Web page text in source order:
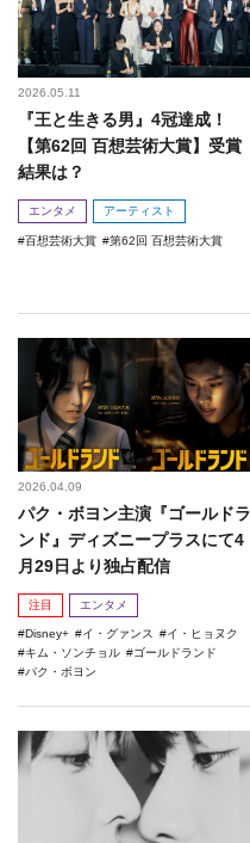
2026.05.11
『王と生きる男』4冠達成！
【第62回 百想芸術大賞】受賞
結果は？
エンタメ アーティスト
百想芸術大賞 第62回 百想芸術大賞
2026.04.09
パク・ボヨン主演『ゴールドラ
ンド』ディズニープラスにて4
月29日より独占配信
注目 エンタメ
Disney+ イ・グァンス
イ・ヒョヌク
キム・ソンチョル
ゴールドランド
パク・ボヨン